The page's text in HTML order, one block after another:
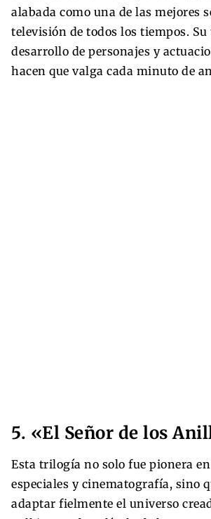
alabada como una de las mejores
televisión de todos los tiempos. Su
desarrollo de personajes y
hacen que valga cada minuto de
5. «El Señor de los
Esta trilogía no solo fue pionera
especiales y cinematografía, sino
adaptar fielmente el universo